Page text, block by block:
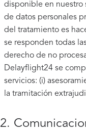
disponible en nuestro
de datos personales
del tratamiento es
se responden todas
derecho de no
Delayflight24 se
servicios: (i)
la tramitación
2.